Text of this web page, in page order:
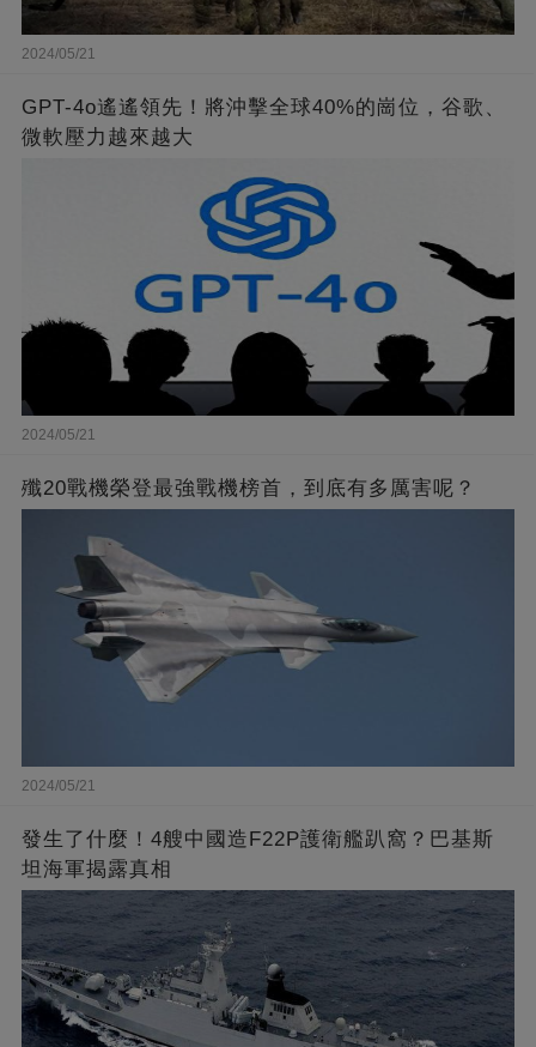
2024/05/21
GPT-4o遙遙領先！將沖擊全球40%的崗位，谷歌、
微軟壓力越來越大
2024/05/21
殲20戰機榮登最強戰機榜首，到底有多厲害呢？
2024/05/21
發生了什麼！4艘中國造F22P護衛艦趴窩？巴基斯
坦海軍揭露真相